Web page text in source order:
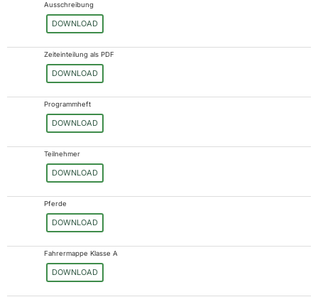
Ausschreibung
DOWNLOAD
Zeiteinteilung als PDF
DOWNLOAD
Programmheft
DOWNLOAD
Teilnehmer
DOWNLOAD
Pferde
DOWNLOAD
Fahrermappe Klasse A
DOWNLOAD